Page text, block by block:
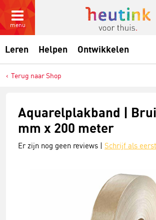
menu
Leren Helpen Ontwikkelen
Terug naar Shop
Aquarelplakband |
mm x 200 meter
Er zijn nog geen reviews | Schrijf als